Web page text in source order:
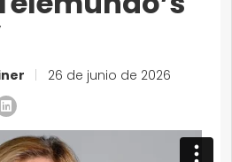
26 de junio de 2026